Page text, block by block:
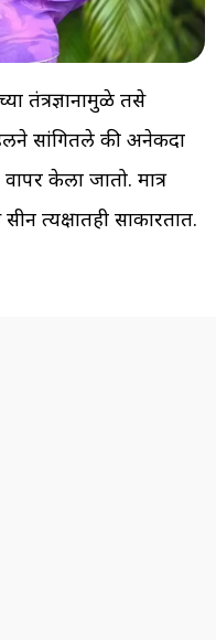
तंत्रज्ञानामुळे तसे
सांगितले की अनेकदा
केला जातो. मात्र
प्रत्यक्षातही साकारतात.